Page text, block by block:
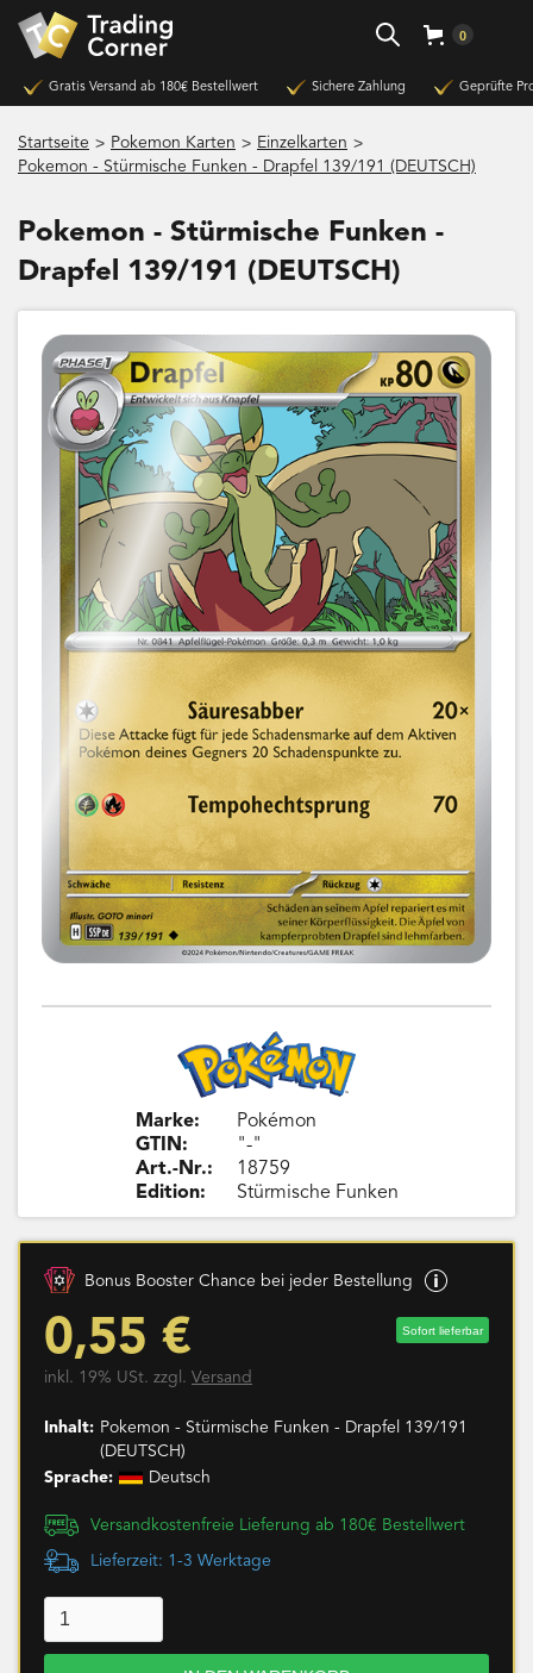
0
Gratis Versand ab 180€ Bestellwert Sichere Zahlung Geprüfte
Startseite > Pokemon Karten > Einzelkarten >
Pokemon - Stürmische Funken - Drapfel 139/191 (DEUTSCH)
Pokemon - Stürmische Funken -
Drapfel 139/191 (DEUTSCH)
Marke:
GTIN:
Art.-Nr.:
Edition:
Pokémon
"-"
18759
Stürmische Funken
Bonus Booster Chance bei jeder Bestellung
0,55 € Sofort lieferbar
inkl. 19% USt. zzgl. Versand
Inhalt: Pokemon - Stürmische Funken - Drapfel 139/191
(DEUTSCH)
Sprache:
Deutsch
Versandkostenfreie Lieferung ab 180€ Bestellwert
Lieferzeit: 1-3 Werktage